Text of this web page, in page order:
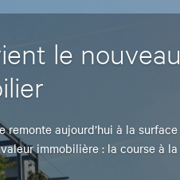
le nouveau
aujourd’hui à la surface
immobilière : la course à la